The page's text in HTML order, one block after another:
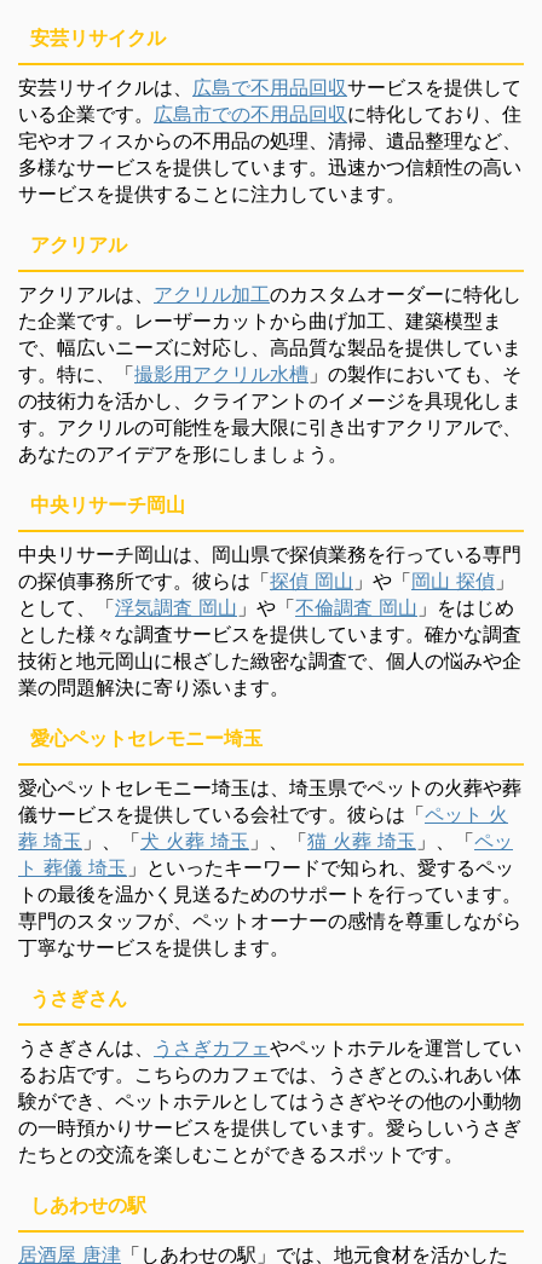
安芸リサイクル
安芸リサイクルは、 広島で不用品回収サービスを提供して
いる企業です。 広島市での不用品回収に特化しており、住
宅やオフィスからの不用品の処理、清掃、遺品整理など、
多様なサービスを提供しています。迅速かつ信頼性の高い
サービスを提供することに注力しています。
アクリアル
アクリアルは、 アクリル加工のカスタムオーダーに特化し
た企業です。レーザーカットから曲げ加工、建築模型ま
で、幅広いニーズに対応し、高品質な製品を提供していま
す。特に、「撮影用アクリル水槽 」の製作においても、そ
の技術力を活かし、クライアントのイメージを具現化しま
す。アクリルの可能性を最大限に引き出すアクリアルで、
あなたのアイデアを形にしましょう。
中央リサーチ岡山
中央リサーチ岡山は、岡山県で探偵業務を行っている専門
の探偵事務所です。彼らは「探偵 岡山 」や「岡山 探偵 」
として、「浮気調査 岡山 」や「不倫調査 岡山 」をはじめ
とした様々な調査サービスを提供しています。確かな調査
技術と地元岡山に根ざした緻密な調査で、個人の悩みや企
業の問題解決に寄り添います。
愛心ペットセレモニー埼玉
愛心ペットセレモニー埼玉は、埼玉県でペットの火葬や葬
儀サービスを提供している会社です。彼らは「ペット 火
葬 埼玉 」、「犬 火葬 埼玉 」、「猫 火葬 埼玉 」、「ペッ
ト 葬儀 埼玉 」といったキーワードで知られ、愛するペッ
トの最後を温かく見送るためのサポートを行っています。
専門のスタッフが、ペットオーナーの感情を尊重しながら
丁寧なサービスを提供します。
うさぎさん
うさぎさんは、 うさぎカフェやペットホテルを運営してい
るお店です。こちらのカフェでは、うさぎとのふれあい体
験ができ、ペットホテルとしてはうさぎやその他の小動物
の一時預かりサービスを提供しています。愛らしいうさぎ
たちとの交流を楽しむことができるスポットです。
しあわせの駅
居酒屋 唐津 「しあわせの駅」では、地元食材を活かした